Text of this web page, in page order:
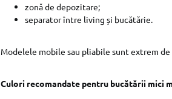
zonă de depozitare;
separator între living și bucătărie.
Modelele mobile sau pliabile sunt extrem
Culori recomandate pentru bucătării mici